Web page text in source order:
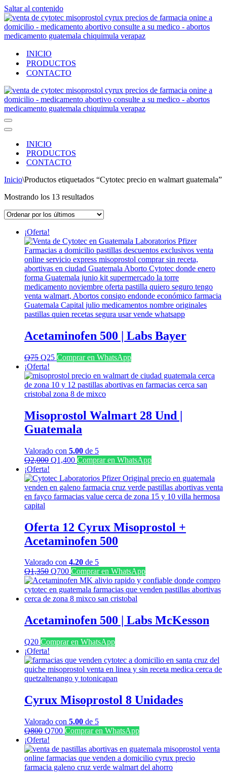
Saltar al contenido
INICIO
PRODUCTOS
CONTACTO
Menú
de
Menú
navegación
INICIO
PRODUCTOS
CONTACTO
Inicio\Productos etiquetados “Cytotec precio en walmart guatemala”
Mostrando los 13 resultadosOrdenado
los
¡Oferta!
Acetaminofen 500 | Labs Bayer
Q75 El
precio
original
era:
Q75.
Q25El
actual
es:
Q25.
Comprar en WhatsApp
¡Oferta!
Misoprostol Walmart 28 Und |
Guatemala
Valorado con 5.00 de 5
Q2,000 El
original
era:
Q2,000.
Q1,400El
actual
es:
Q1,400.
Comprar en WhatsApp
¡Oferta!
Oferta 12 Cyrux Misoprostol +
Acetaminofen 500
Valorado con 4.20 de 5
Q1,350 El
precio
original
era:
Q700El
precio
actual
es:
Comprar en WhatsApp
Acetaminofen 500 | Labs McKesson
Q20 Comprar en WhatsApp
¡Oferta!
Cyrux Misoprostol 8 Unidades
Valorado con 5.00 de 5
Q800 El
precio
original
era:
Q800.
Q700El
actual
es:
Q700.
Comprar en WhatsApp
¡Oferta!